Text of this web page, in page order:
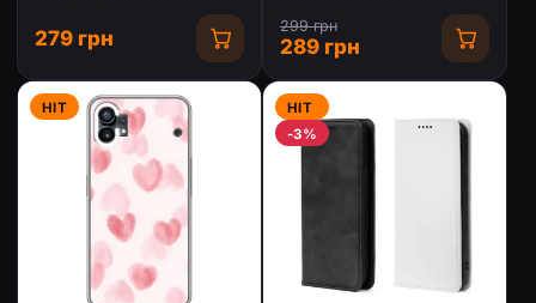
279 грн 299 грн
289 грн
HIT
HIT
-3%